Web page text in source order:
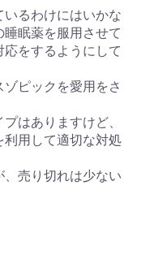
るわけにはいかな
眠薬を服用させて
をするようにして
ピックを愛用をさ
はありますけど、
用して適切な対処
売り切れは少ない